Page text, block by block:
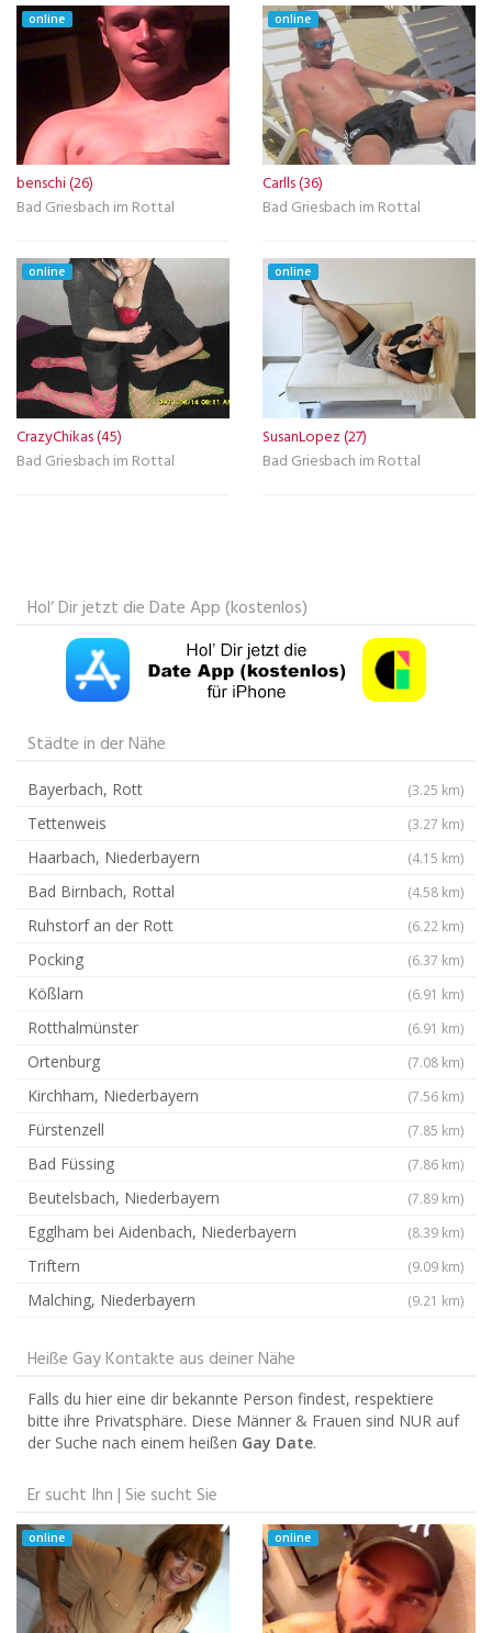
online
benschi (26)
Bad Griesbach im Rottal
online
Carlls (36)
Bad Griesbach im Rottal
online
CrazyChikas (45)
Bad Griesbach im Rottal
online
SusanLopez (27)
Bad Griesbach im Rottal
Hol‘ Dir jetzt die Date App (kostenlos)
Städte in der Nähe
Bayerbach, Rott (3.25 km)
Tettenweis (3.27 km)
Haarbach, Niederbayern (4.15 km)
Bad Birnbach, Rottal (4.58 km)
Ruhstorf an der Rott (6.22 km)
Pocking (6.37 km)
Kößlarn (6.91 km)
Rotthalmünster (6.91 km)
Ortenburg (7.08 km)
Kirchham, Niederbayern (7.56 km)
Fürstenzell (7.85 km)
Bad Füssing (7.86 km)
Beutelsbach, Niederbayern (7.89 km)
Egglham bei Aidenbach, Niederbayern (8.39 km)
Triftern (9.09 km)
Malching, Niederbayern (9.21 km)
Heiße Gay Kontakte aus deiner Nähe
Falls du hier eine dir bekannte Person findest, respektiere
bitte ihre Privatsphäre. Diese Männer & Frauen sind NUR auf
der Suche nach einem heißen Gay Date.
Er sucht Ihn | Sie sucht Sie
online online